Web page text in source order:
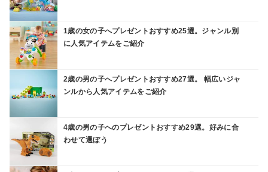
1歳の女の子へプレゼントおすすめ25選。ジャンル別
に人気アイテムをご紹介
2歳の男の子へプレゼントおすすめ27選。 幅広いジャ
ンルから人気アイテムをご紹介
4歳の男の子へのプレゼントおすすめ29選。好みに合
わせて選ぼう